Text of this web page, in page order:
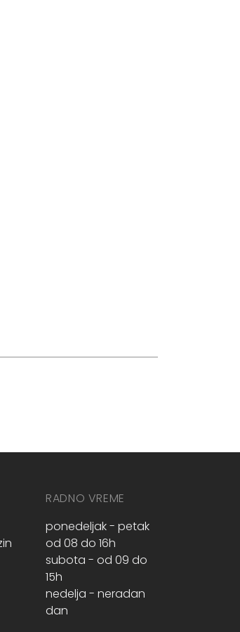
RADNO VREME
ponedeljak - petak
od 08 do 16h
subota - od 09 do
15h
nedelja - neradan
dan